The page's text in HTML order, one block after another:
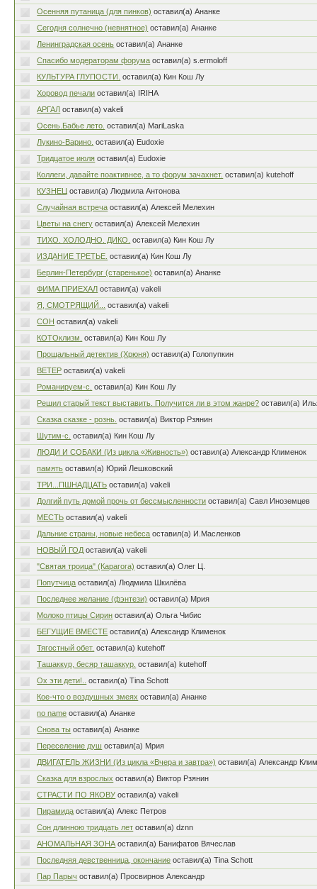
Осенняя путаница (для пинков) оставил(а) Ананке
Сегодня солнечно (невнятное) оставил(а) Ананке
Ленинградская осень оставил(а) Ананке
Спасибо модераторам форума оставил(а) s.ermoloff
КУЛЬТУРА ГЛУПОСТИ.
оставил(а) Кин Кош Лу
Хоровод печали оставил(а) IRIHA
АРГАЛ оставил(а) vakeli
Осень.Бабье лето. оставил(а) MariLaska
Лукино-Варино. оставил(а) Eudoxie
Тридцатое июля оставил(а) Eudoxie
Коллеги, давайте поактивнее, а то форум зачахнет. оставил(а) kutehoff
КУЗНЕЦ оставил(а) Людмила Антонова
Случайная встреча оставил(а) Алексей Мелехин
Цветы на снегу оставил(а) Алексей Мелехин
ТИХО. ХОЛОДНО. ДИКО.
оставил(а) Кин Кош Лу
ИЗДАНИЕ ТРЕТЬЕ. оставил(а) Кин Кош Лу
Берлин-Петербург (старенькое) оставил(а) Ананке
ФИМА ПРИЕХАЛ оставил(а) vakeli
Я, СМОТРЯЩИЙ...
оставил(а) vakeli
СОН оставил(а) vakeli
КОТОклизм.
оставил(а) Кин Кош Лу
Прощальный детектив (Хрюня) оставил(а) Голопупкин
ВЕТЕР оставил(а) vakeli
Романируем-с.
оставил(а) Кин Кош Лу
Решил старый текст выставить. Получится ли в этом жанре? оставил(а)
Сказка сказке - рознь. оставил(а) Виктор Рзянин
Шутим-с.
оставил(а) Кин Кош Лу
ЛЮДИ И СОБАКИ (Из цикла «Живность») оставил(а) Александр Клименок
память оставил(а) Юрий Лешковский
ТРИ...ПШНАДЦАТЬ оставил(а) vakeli
Долгий путь домой прочь от бессмысленности оставил(а) Савл Иноземцев
МЕСТЬ оставил(а) vakeli
Дальние страны, новые небеса оставил(а) И.Масленков
НОВЫЙ ГОД оставил(а) vakeli
"Святая троица" (Карагога) оставил(а) Олег Ц.
Попутчица оставил(а) Людмила Шкилёва
Последнее желание (фэнтези) оставил(а) Мрия
Молоко птицы Сирин оставил(а) Ольга Чибис
БЕГУЩИЕ ВМЕСТЕ оставил(а) Александр Клименок
Тягостный обет. оставил(а) kutehoff
Ташаккур, бесяр ташаккур. оставил(а) kutehoff
Ох эти дети!..
оставил(а) Tina Schott
Кое-что о воздушных змеях оставил(а) Ананке
no name оставил(а) Ананке
Снова ты оставил(а) Ананке
Переселение душ оставил(а) Мрия
ДВИГАТЕЛЬ ЖИЗНИ (Из цикла «Вчера и завтра») оставил(а) Александр
Сказка для взрослых оставил(а) Виктор Рзянин
СТРАСТИ ПО ЯКОВУ оставил(а) vakeli
Пирамида оставил(а) Алекс Петров
Сон длинною тридцать лет оставил(а) dznn
АНОМАЛЬНАЯ ЗОНА оставил(а) Банифатов Вячеслав
Последняя девственница, окончание оставил(а) Tina Schott
Пар Парыч оставил(а) Просвирнов Александр